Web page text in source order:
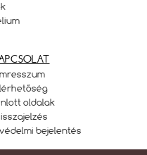
oldalak
bejelentés